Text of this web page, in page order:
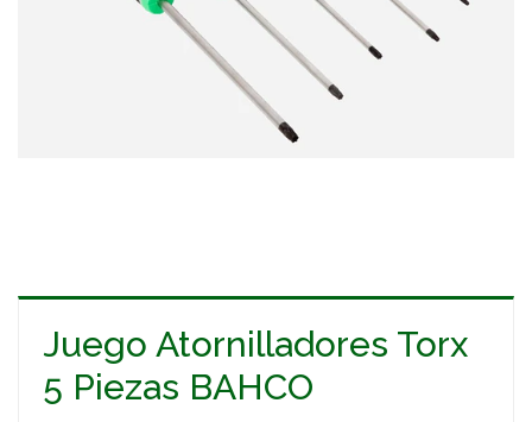
Juego Atornilladores Torx
5 Piezas BAHCO